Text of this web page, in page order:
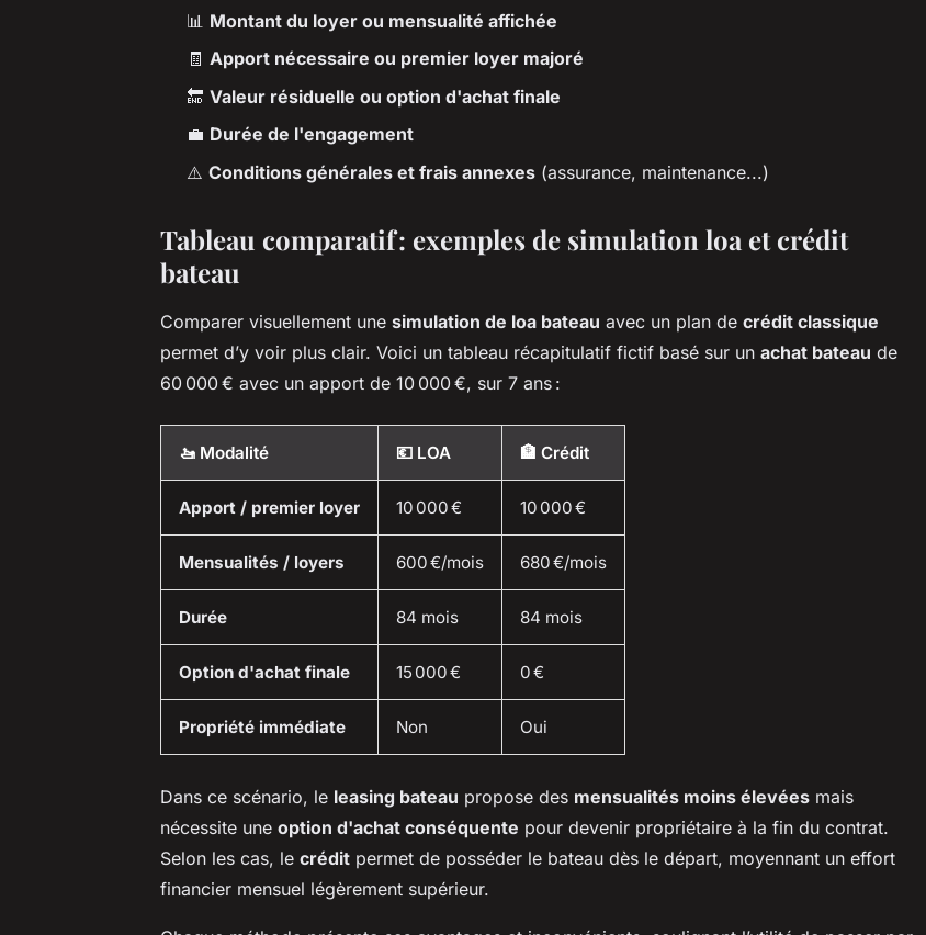
📊 Montant du loyer ou mensualité affichée
🧾 Apport nécessaire ou premier loyer majoré
🔚 Valeur résiduelle ou option d'achat finale
💼 Durée de l'engagement
⚠️ Conditions générales et frais annexes (assurance, maintenance...)
Tableau comparatif : exemples de simulation loa et crédit
bateau
Comparer visuellement une simulation de loa bateau avec un plan de crédit classique
permet d’y voir plus clair. Voici un tableau récapitulatif fictif basé sur un achat bateau de
60 000 € avec un apport de 10 000 €, sur 7 ans :
🚤 Modalité 💶 LOA 🏦 Crédit
Apport / premier loyer 10 000 € 10 000 €
Mensualités / loyers 600 €/mois 680 €/mois
Durée 84 mois 84 mois
Option d'achat finale 15 000 € 0 €
Propriété immédiate Non Oui
Dans ce scénario, le leasing bateau propose des mensualités moins élevées mais
nécessite une option d'achat conséquente pour devenir propriétaire à la fin du contrat.
Selon les cas, le crédit permet de posséder le bateau dès le départ, moyennant un effort
financier mensuel légèrement supérieur.